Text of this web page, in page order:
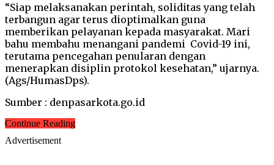
“Siap melaksanakan perintah, soliditas yang telah
terbangun agar terus dioptimalkan guna
memberikan pelayanan kepada masyarakat. Mari
bahu membahu menangani pandemi Covid-19 ini,
terutama pencegahan penularan dengan
menerapkan disiplin protokol kesehatan,” ujarnya.
(Ags/HumasDps).
Sumber : denpasarkota.go.id
Continue Reading
Advertisement